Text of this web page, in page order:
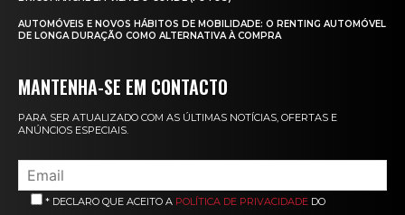
AUTOMÓVEIS E NOVOS HÁBITOS DE MOBILIDADE: O RENTING AUTOMÓVEL
DE LONGA DURAÇÃO COMO ALTERNATIVA À COMPRA
MANTENHA-SE EM CONTACTO
PARA SER ATUALIZADO COM AS ÚLTIMAS NOTÍCIAS, OFERTAS E
ANÚNCIOS ESPECIAIS.
* DECLARO QUE ACEITO A POLÍTICA DE PRIVACIDADE DO